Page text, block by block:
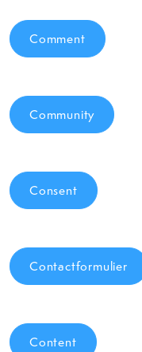
Comment
Community
Consent
Contactformulier
Content